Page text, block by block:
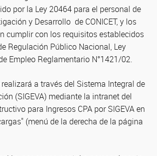
por la Ley 20464 para el personal de
y Desarrollo de CONICET, y los
cumplir con los requisitos establecidos
Regulación Público Nacional, Ley
Empleo Reglamentario N°1421/02.
a través del Sistema Integral de
(SIGEVA) mediante la intranet del
para Ingresos CPA por SIGEVA en
(menú de la derecha de la página